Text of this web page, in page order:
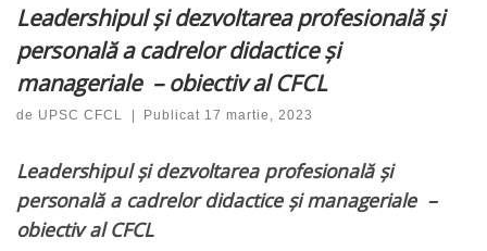
Leadershipul și dezvoltarea profesională și
personală a cadrelor didactice și
manageriale – obiectiv al CFCL
de UPSC CFCL Publicat 17 martie, 2023
Leadershipul și dezvoltarea profesională și
personală a cadrelor didactice și manageriale –
obiectiv al CFCL